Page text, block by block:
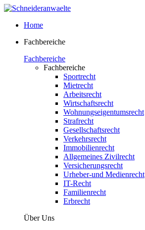
Home
Fachbereiche
Fachbereiche
Fachbereiche
Sportrecht
Mietrecht
Arbeitsrecht
Wirtschaftsrecht
Wohnungseigentumsrecht
Strafrecht
Gesellschaftsrecht
Verkehrsrecht
Immobilienrecht
Allgemeines Zivilrecht
Versicherungsrecht
Urheber-und Medienrecht
IT-Recht
Familienrecht
Erbrecht
Über Uns